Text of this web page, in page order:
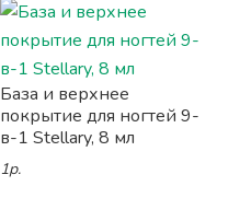
База и верхнее
покрытие для ногтей 9-
в-1 Stellary, 8 мл
1р.